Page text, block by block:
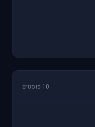
10 פוסטים